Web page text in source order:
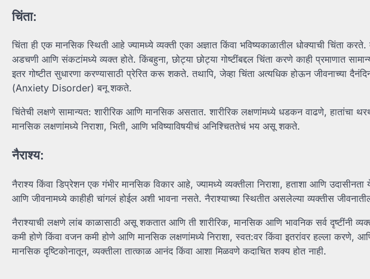
चिंता:
चिंता ही एक मानसिक स्थिती आहे ज्यामध्ये व्यक्ती एका अज्ञात किंवा भविष्यकाळातील धोक्याची चिंता
अडचणी आणि संकटांमध्ये व्यक्त होते. किंबहुना, छोट्या छोट्या गोष्टींबद्दल चिंता करणे काही प्रमाणात
इतर गोष्टीत सुधारणा करण्यासाठी प्रेरित करू शकते. तथापि, जेव्हा चिंता अत्यधिक होऊन जीवनाच्या
(Anxiety Disorder) बनू शकते.
चिंतेची लक्षणे सामान्यत: शारीरिक आणि मानसिक असतात. शारीरिक लक्षणांमध्ये धडकन वाढणे, हातांचा
मानसिक लक्षणांमध्ये निराशा, भिती, आणि भविष्याविषयीचं अनिश्चिततेचं भय असू शकते.
नैराश्य:
नैराश्य किंवा डिप्रेशन एक गंभीर मानसिक विकार आहे, ज्यामध्ये व्यक्तीला निराशा, हताशा आणि
आणि जीवनामध्ये काहीही चांगलं होईल अशी भावना नसते. नैराश्याच्या स्थितीत असलेल्या व्यक्तीस
नैराश्याची लक्षणे लांब काळासाठी असू शकतात आणि ती शारीरिक, मानसिक आणि भावनिक सर्व दृष्टींनी
कमी होणे किंवा वजन कमी होणे आणि मानसिक लक्षणांमध्ये निराशा, स्वत:वर किंवा इतरांवर हल्ला करणे, आणि
मानसिक दृष्टिकोनातून, व्यक्तीला तात्काळ आनंद किंवा आशा मिळवणे कदाचित शक्य होत नाही.